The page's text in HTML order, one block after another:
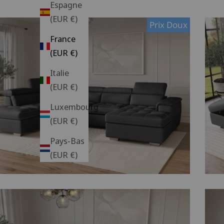
Espagne
(EUR €)
France
(EUR €)
Italie
(EUR €)
Luxembourg
(EUR €)
Pays-Bas
(EUR €)
Prix Doux